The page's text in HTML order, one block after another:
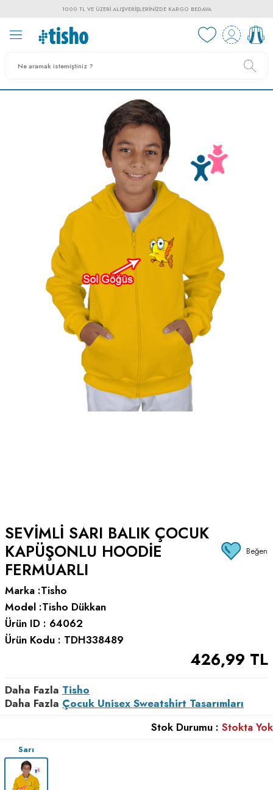
1000 TL VE ÜZERI ALIŞVERIŞLERINIZDE KARGO BEDAVA
SEVIMLI SARI BALIK ÇOCUK
KAPÜŞONLU HOODIE
FERMUARLI
Beğen
Marka :Tisho
Model :Tisho Dükkan
Ürün ID : 64062
Ürün Kodu : TDH338489
426,99 TL
Daha Fazla Tisho
Daha Fazla Çocuk Unisex Sweatshirt Tasarımları
Stok Durumu : Stokta Yok
Sarı